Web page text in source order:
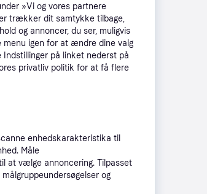
fragt, 1-2 dage 965 kr.
Eller 322 kr./md.
Vis 2 brugte produkter
kr. fragt,1 dag 761 kr.
Eller 254 kr./md.
Købsgaranti
»Vi og vores partnere
trækker dit samtykke tilbage,
og annoncer, du ser, muligvis
menu igen for at ændre dine valg
på linket nederst på
privatliv politik for at få flere
enhedskarakteristika til
Måle
at vælge annoncering. Tilpasset
og